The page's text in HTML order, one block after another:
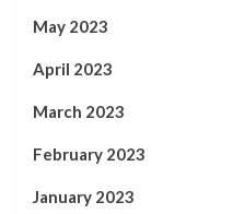
May 2023
April 2023
March 2023
February 2023
January 2023